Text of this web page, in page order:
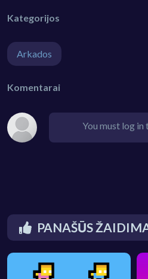
Kategorijos
Arkados
Komentarai
You must log in
PANAŠŪS